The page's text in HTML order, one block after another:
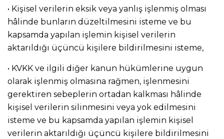
• Kişisel verilerin eksik veya yanlış işlenmiş olması
hâlinde bunların düzeltilmesini isteme ve bu
kapsamda yapılan işlemin kişisel verilerin
aktarıldığı üçüncü kişilere bildirilmesini isteme,
• KVKK ve ilgili diğer kanun hükümlerine uygun
olarak işlenmiş olmasına rağmen, işlenmesini
gerektiren sebeplerin ortadan kalkması hâlinde
kişisel verilerin silinmesini veya yok edilmesini
isteme ve bu kapsamda yapılan işlemin kişisel
verilerin aktarıldığı üçüncü kişilere bildirilmesini